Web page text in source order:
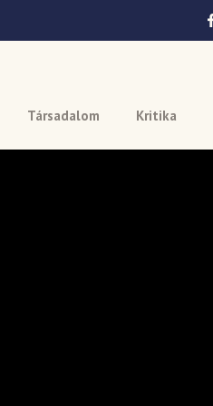
Társadalom Kritika